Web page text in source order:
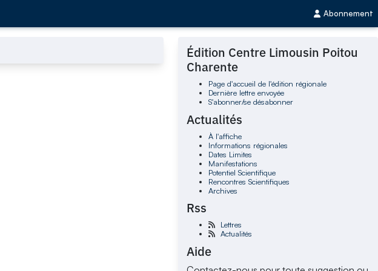
Abonnement
Édition Centre Limousin Poitou
Charente
Page d'accueil de l'édition régionale
Dernière lettre envoyée
S'abonner/se désabonner
Actualités
À l'affiche
Informations régionales
Dates Limites
Manifestations
Potentiel Scientifique
Rencontres Scientifiques
Archives
Rss
Lettres
Actualités
Aide